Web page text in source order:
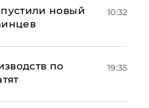
новый
10:32
по
19:35